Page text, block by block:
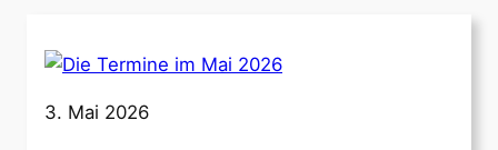
3. Mai 2026